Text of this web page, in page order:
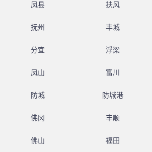
凤县 扶风
抚州 丰城
分宜 浮梁
凤山 富川
防城 防城港
佛冈 丰顺
佛山 福田